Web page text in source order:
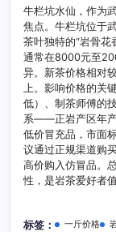
牛栏坑水仙，作为
焦点。牛栏坑位于
茶叶独特的“岩骨
通常在8000元至
异。新茶价格相对
上。影响价格的关
低）、制茶师傅的
系——正岩产区年产
低价冒充品，市面
议通过正规渠道购
高价购入仿冒品。
性，是岩茶爱好者
标签： 一斤价格